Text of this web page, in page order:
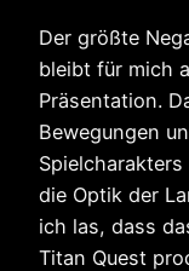
Der größte
bleibt für mich
Präsentation.
Bewegungen
die Optik der
ich las, dass
Titan Quest